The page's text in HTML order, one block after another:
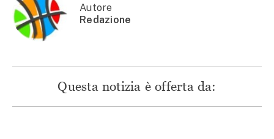
finestra)
Autore
Redazione
Questa notizia è offerta da: